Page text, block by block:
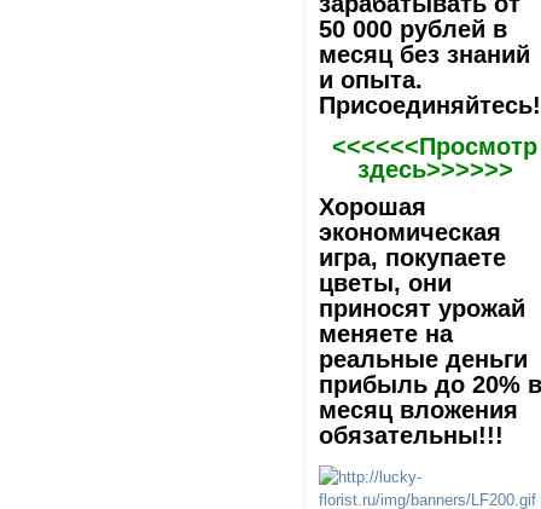
50 000 рублей в
месяц без знаний
и опыта.
Присоединяйтесь!
<<<<<<Просмотр
здесь>>>>>>
Хорошая
экономическая
игра, покупаете
цветы, они
приносят урожай
меняете на
реальные деньги
прибыль до 20%
месяц вложения
обязательны!!!